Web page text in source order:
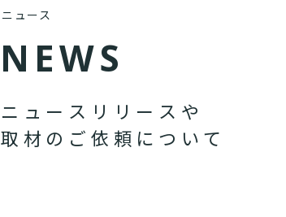
ニュース
N EWS
ニ ュ ー ス リ リ ー ス や
取 材 の ご 依 頼 に つ い て